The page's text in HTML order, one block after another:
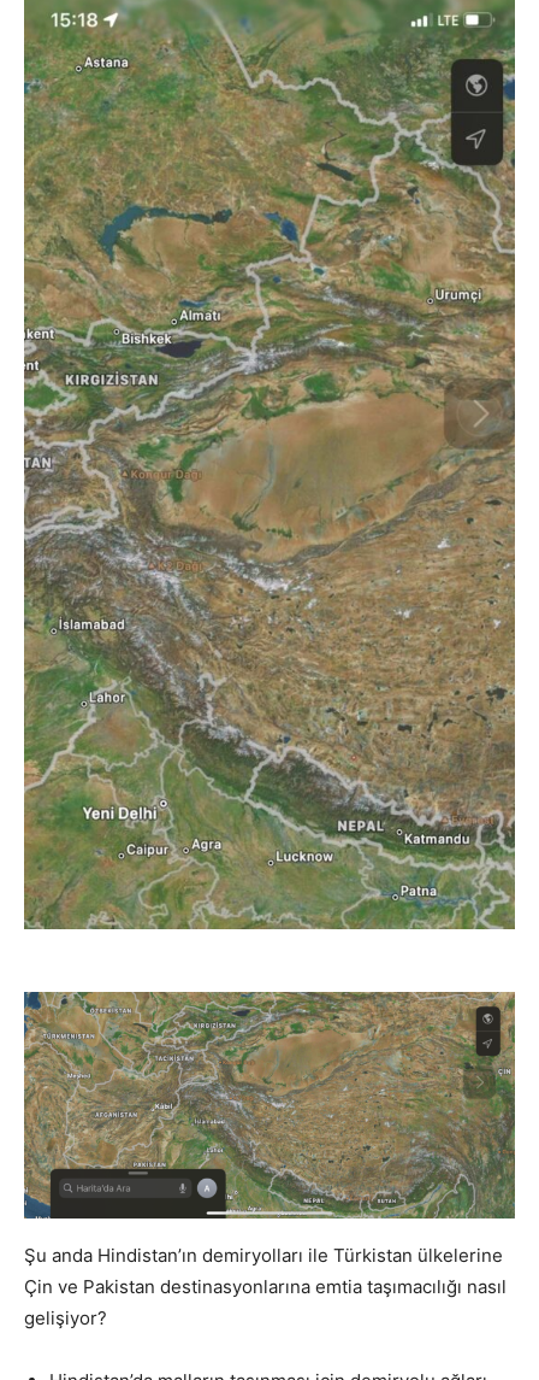
Şu anda Hindistan’ın demiryolları ile Türkistan ülkelerine
Çin ve Pakistan destinasyonlarına emtia taşımacılığı nasıl
gelişiyor?